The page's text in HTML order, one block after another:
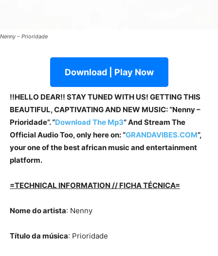
Nenny – Prioridade
Download | Play Now
!!HELLO DEAR!! STAY TUNED WITH US! GETTING THIS
BEAUTIFUL, CAPTIVATING AND NEW MUSIC: “Nenny –
Prioridade”. “Download The Mp3” And Stream The
Official Audio Too, only here on: “GRANDAVIBES.COM”,
your one of the best african music and entertainment
platform.
=TECHNICAL INFORMATION // FICHA TÉCNICA=
Nome do artista: Nenny
Título da música: Prioridade